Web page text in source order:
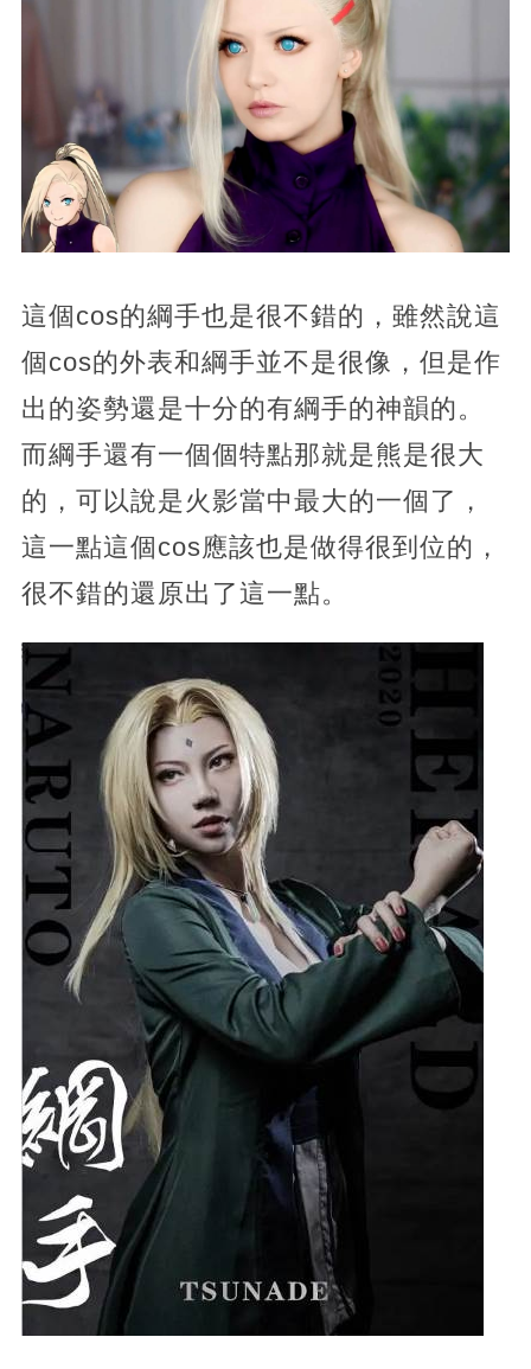
這個cos的綱手也是很不錯的，雖然說這
個cos的外表和綱手並不是很像，但是作
出的姿勢還是十分的有綱手的神韻的。
而綱手還有一個個特點那就是熊是很大
的，可以說是火影當中最大的一個了，
這一點這個cos應該也是做得很到位的，
很不錯的還原出了這一點。